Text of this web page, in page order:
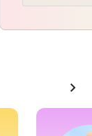
chevron_right